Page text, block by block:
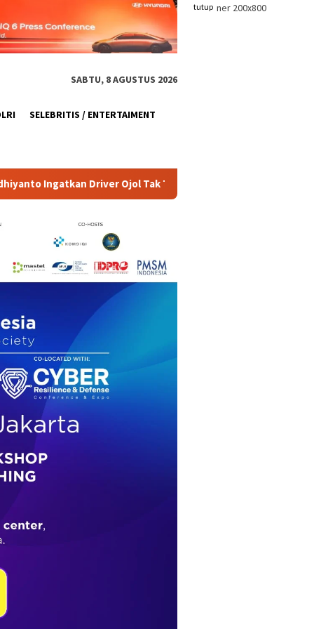
tutup
SABTU, 8 AGUSTUS 2026
SELEBRITIS / ENTERTAIMENT
Tak Terpancing Provokasi